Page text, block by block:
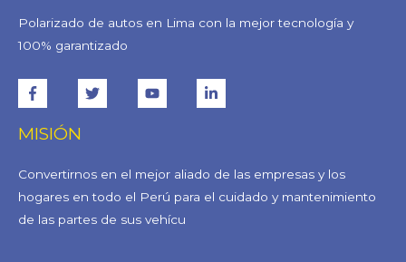
Polarizado de autos en Lima con la mejor tecnología y
100% garantizado
MISIÓN
Convertirnos en el mejor aliado de las empresas y los
hogares en todo el Perú para el cuidado y mantenimiento
de las partes de sus vehícu